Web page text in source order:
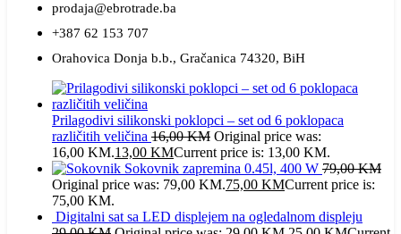
prodaja@ebrotrade.ba
+387 62 153 707
Orahovica Donja b.b., Gračanica 74320, BiH
Prilagodivi silikonski poklopci – set od 6 poklopaca
različitih veličina 16,00KM Original price was:
16,00 KM.13,00 KMCurrent price is: 13,00 KM.
Sokovnik zapremina 0.45l, 400 W 79,00KM
Original price was: 79,00 KM.75,00 KMCurrent price is:
75,00 KM.
Digitalni sat sa LED displejem na ogledalnom displeju